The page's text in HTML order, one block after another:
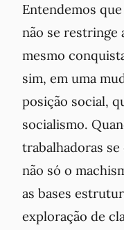
Entendemos
não se restringe
mesmo
sim, em uma
posição social,
socialismo.
trabalhadoras se
não só o
as bases
exploração de